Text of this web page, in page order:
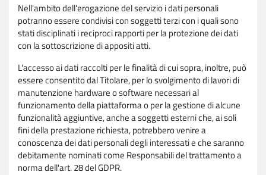
Nell'ambito dell'erogazione del servizio i dati personali
potranno essere condivisi con soggetti terzi con i quali sono
stati disciplinati i reciproci rapporti per la protezione dei dati
con la sottoscrizione di appositi atti.
L'accesso ai dati raccolti per le finalità di cui sopra, inoltre, può
essere consentito dal Titolare, per lo svolgimento di lavori di
manutenzione hardware o software necessari al
funzionamento della piattaforma o per la gestione di alcune
funzionalità aggiuntive, anche a soggetti esterni che, ai soli
fini della prestazione richiesta, potrebbero venire a
conoscenza dei dati personali degli interessati e che saranno
debitamente nominati come Responsabili del trattamento a
norma dell'art. 28 del GDPR.